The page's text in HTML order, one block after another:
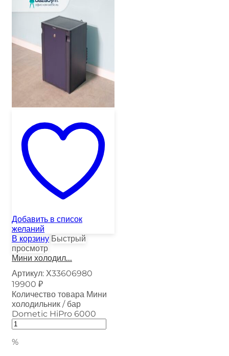
Добавить в список
желаний
В корзину Быстрый
просмотр
Мини холодил...
Артикул: Х33606980
19900 ₽
Количество товара Мини
холодильник / бар
Dometic HiPro 6000
%